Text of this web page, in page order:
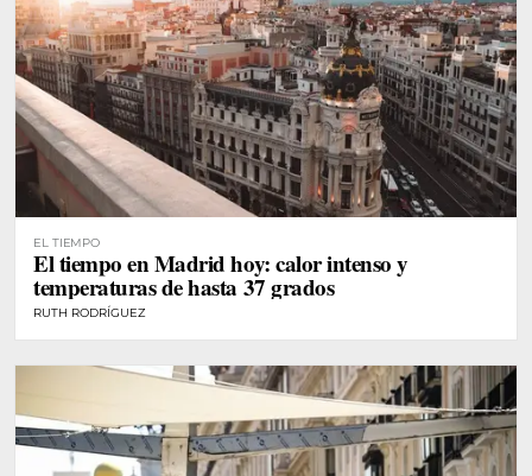
EL TIEMPO
El tiempo en Madrid hoy: calor intenso y
temperaturas de hasta 37 grados
RUTH RODRÍGUEZ